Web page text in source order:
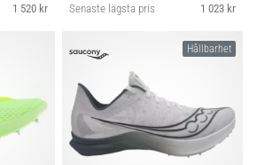
1 520 kr Senaste lägsta pris 1 023 kr
Hållbarhet